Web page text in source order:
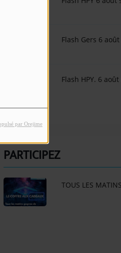
par Orejime
Flash Gers 6
Flash HPY. 6
PARTICIPEZ
TOUS LES MATINS